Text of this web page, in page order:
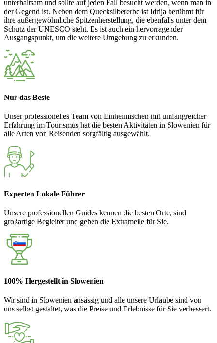
unterhaltsam und sollte auf jeden Fall besucht werden, wenn man in
der Gegend ist. Neben dem Quecksilbererbe ist Idrija berühmt für
ihre außergewöhnliche Spitzenherstellung, die ebenfalls unter dem
Schutz der UNESCO steht. Es ist auch ein hervorragender
Ausgangspunkt, um die weitere Umgebung zu erkunden.
Nur das Beste
Unser professionelles Team von Einheimischen mit umfangreicher
Erfahrung im Tourismus hat die besten Aktivitäten in Slowenien für
alle Arten von Reisenden sorgfältig ausgewählt.
Experten Lokale Führer
Unsere professionellen Guides kennen die besten Orte, sind
großartige Begleiter und gehen die Extrameile für Sie.
100% Hergestellt in Slowenien
Wir sind in Slowenien ansässig und alle unsere Urlaube sind von
uns selbst gestaltet, was die Preise und Erlebnisse für Sie verbessert.